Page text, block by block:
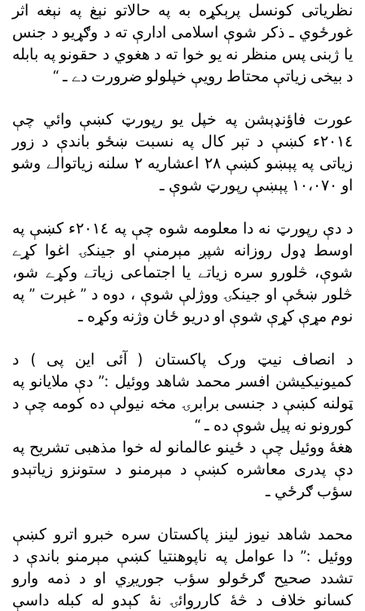
نظرياتى کونسل پرېکړه به په حالاتو نېغ په نېغه اثر
غورځوي ـ ذکر شوې اسلامى ادارې ته د وګړيو د جنس
يا ژبنى پس منظر نه يو خوا ته د هغوي د حقونو په بابله
د بيخى زياتې محتاط رويې خپلولو ضرورت دے ـ “
عورت فاؤنډېشن په خپل يو رپورټ کښې وائي چې
٢٠١٤ء کښې د تېر کال په نسبت ښځو باندې د زور
زياتى په پېښو کښې ٢٨ اعشاريه ٢ سلنه زياتوالے وشو
او ١٠،٠٧٠ پېښې رپورټ شوې ـ
د دې رپورټ نه دا معلومه شوه چې په ٢٠١٤ء کښې په
اوسط ډول روزانه شپږ مېرمنې او جينکۍ اغوا کړے
شوې، څلورو سره زياتے يا اجتماعى زياتے وکړے شو،
څلور ښځې او جينکۍ ووژلې شوې ، دوه د ” غېرت ” په
نوم مړې کړې شوې او دريو ځان وژنه وکړه ـ
د انصاف نيټ ورک پاکستان ( آئى اين پى ) د
کميونيکيشن افسر محمد شاهد ووئيل :” دې ملايانو په
ټولنه کښې د جنسى برابرۍ مخه نيولې ده کومه چې د
کورونو نه پيل شوې ده ـ “
هغۀ ووئيل چې د ځينو عالمانو له خوا مذهبى تشريح په
دې پدرى معاشره کښې د مېرمنو د ستونزو زياتېدو
سؤب ګرځي ـ
محمد شاهد نيوز لينز پاکستان سره خبرو اترو کښې
ووئيل :” دا عوامل په ناپوهنتيا کښې مېرمنو باندې د
تشدد صحيح ګرځولو سؤب جوريږي او د ذمه وارو
کسانو خلاف د څۀ کارروائۍ نۀ کېدو له کبله داسې